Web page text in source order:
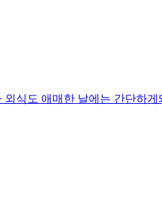
식도 애매한 날에는 간단하